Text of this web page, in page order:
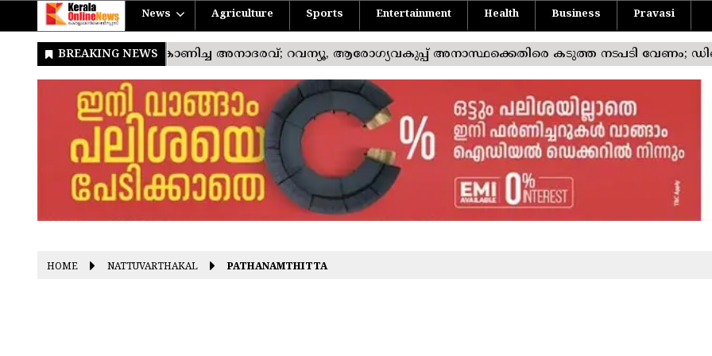
News Agriculture Sports Entertainment Health Business Pravasi
HOME NATTUVARTHAKAL PATHANAMTHITTA